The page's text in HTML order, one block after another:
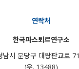
연락처
한국파스퇴르연구소
남시 분당구 대왕판교로
(우. 13488)